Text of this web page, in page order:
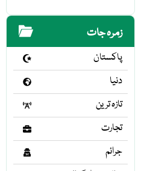
زمرہ جات
پاکستان
دنیا
تازہ ترین
تجارت
جرائم